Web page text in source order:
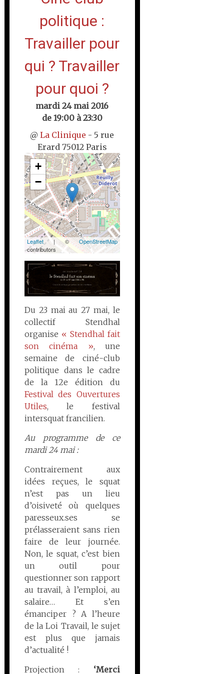
politique :
Travailler pour
qui ? Travailler
pour quoi ?
mardi 24 mai 2016
de 19:00 à 23:30
@La Clinique - 5 rue
Erard 75012 Paris
+
−
Leaflet| © OpenStreetMap
contributors
Du 23 mai au 27 mai, le
collectif Stendhal
organise « Stendhal fait
son cinéma », une
semaine de ciné-club
politique dans le cadre
de la 12e édition du
Festival des Ouvertures
Utiles, le festival
intersquat francilien.
Au programme de ce
mardi 24 mai :
Contrairement aux
idées reçues, le squat
n’est pas un lieu
d’oisiveté où quelques
paresseux.ses se
prélasseraient sans rien
faire de leur journée.
Non, le squat, c’est bien
un outil pour
questionner son rapport
au travail, à l’emploi, au
salaire… Et s’en
émanciper ? A l’heure
de la Loi Travail, le sujet
est plus que jamais
d’actualité !
Projection : ‘Merci